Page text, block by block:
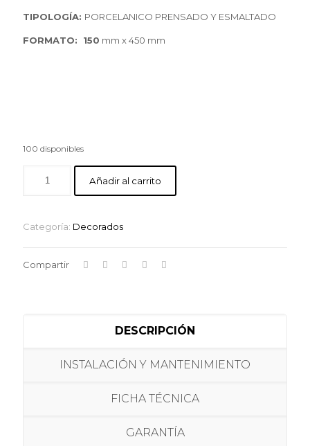
TIPOLOGÍA: PORCELANICO PRENSADO Y ESMALTADO
FORMATO: 150 mm x 450 mm
100 disponibles
Añadir al carrito
Categoría: Decorados
Compartir
DESCRIPCIÓN
INSTALACIÓN Y MANTENIMIENTO
FICHA TÉCNICA
GARANTÍA